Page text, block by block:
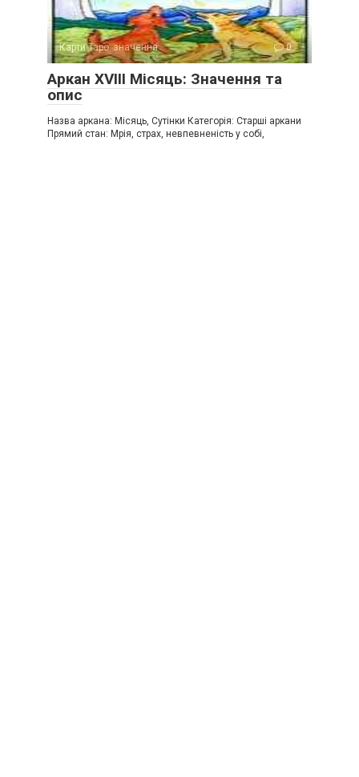
Карти Таро: значення 0
Аркан XVIII Місяць: Значення та
опис
Назва аркана: Місяць, Сутінки Категорія: Старші аркани
Прямий стан: Мрія, страх, невпевненість у собі,